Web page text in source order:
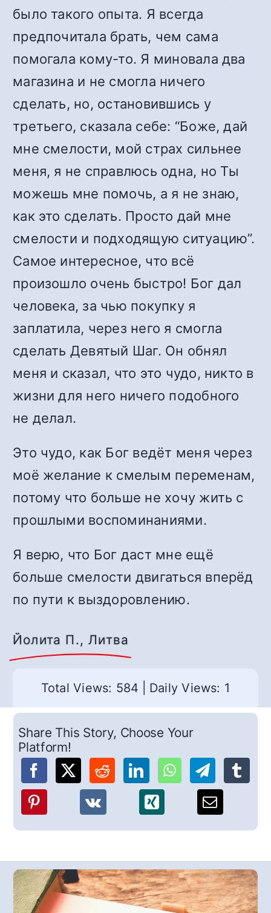
было такого опыта. Я всегда
предпочитала брать, чем сама
помогала кому-то. Я миновала два
магазина и не смогла ничего
сделать, но, остановившись у
третьего, сказала себе: “Боже, дай
мне смелости, мой страх сильнее
меня, я не справлюсь одна, но Ты
можешь мне помочь, а я не знаю,
как это сделать. Просто дай мне
смелости и подходящую ситуацию”.
Самое интересное, что всё
произошло очень быстро! Бог дал
человека, за чью покупку я
заплатила, через него я смогла
сделать Девятый Шаг. Он обнял
меня и сказал, что это чудо, никто в
жизни для него ничего подобного
не делал.
Это чудо, как Бог ведёт меня через
моё желание к смелым переменам,
потому что больше не хочу жить с
прошлыми воспоминаниями.
Я верю, что Бог даст мне ещё
больше смелости двигаться вперёд
по пути к выздоровлению.
Йолита П., Литва
Total Views: 584 Daily Views: 1
Share This Story, Choose Your
Platform!